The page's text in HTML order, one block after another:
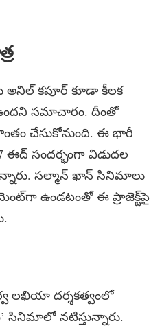
కపూర్ కూడా కీలక
సమాచారం. దీంతో
చేసుకోనుంది. ఈ భారీ
ఈద్ సందర్భంగా విడుదల
సల్మాన్ ఖాన్ సినిమాలు
ఉండటంతో ఈ ప్రాజెక్ట్‌పై
లఖియా దర్శకత్వంలో
సినిమాలో నటిస్తున్నారు.